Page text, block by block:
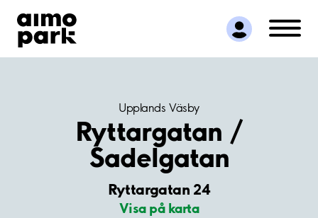
Hitta parkering
Samarbete
Kundservice
Upplands Väsby
Ryttargatan /
Sadelgatan
Ryttargatan 24
Visa på karta